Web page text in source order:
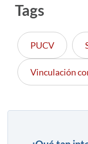
Tags
PUCV
Vinculación